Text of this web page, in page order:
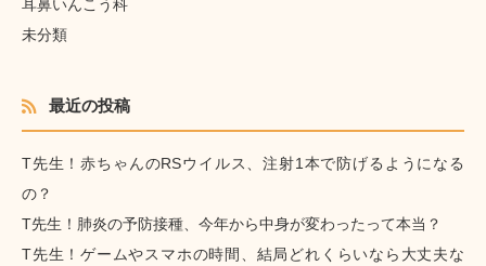
耳鼻いんこう科
未分類
最近の投稿
T先生！赤ちゃんのRSウイルス、注射1本で防げるようになる
の？
T先生！肺炎の予防接種、今年から中身が変わったって本当？
T先生！ゲームやスマホの時間、結局どれくらいなら大丈夫な